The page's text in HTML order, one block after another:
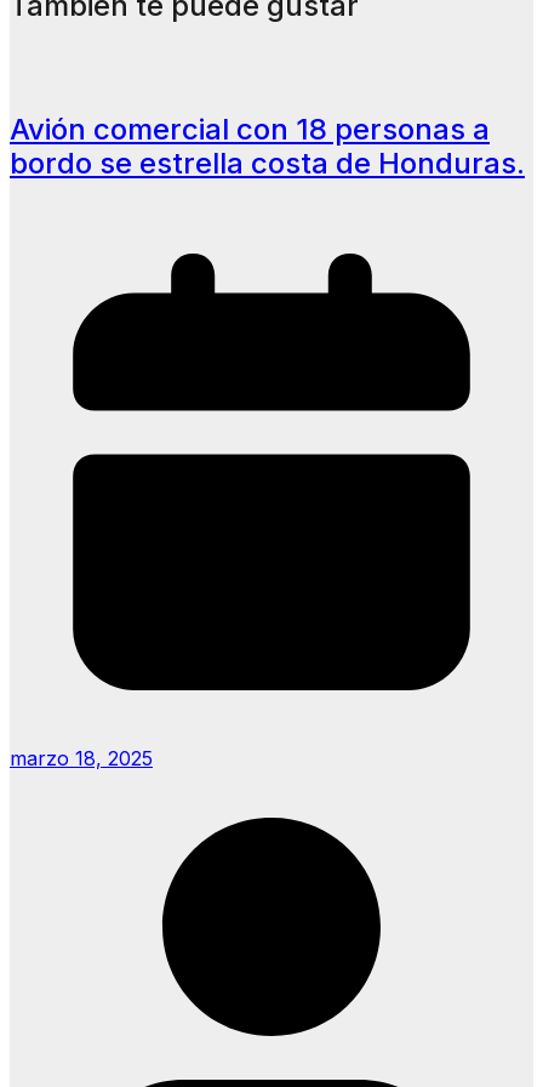
Avión comercial con 18 personas a
bordo se estrella costa de Honduras.
marzo 18, 2025